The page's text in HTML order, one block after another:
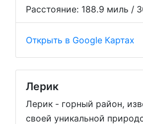
Расстояние: 188.9 миль /
Открыть в Google Картах
Лерик
Лерик - горный район,
своей уникальной